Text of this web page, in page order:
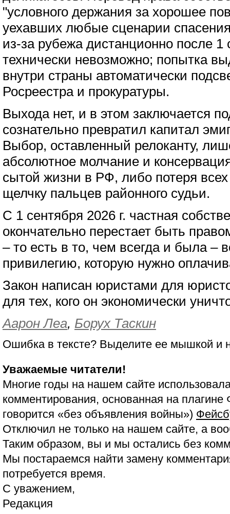
"условного держания за хорошее
уехавших любые сценарии
из-за рубежа дистанционно после 1
технически невозможно; попытка
внутри страны автоматически
Росреестра и прокуратуры.
Выхода нет, и в этом заключается
сознательно превратил капитал
Выбор, оставленный релоканту,
абсолютное молчание и
сытой жизни в РФ, либо потеря
щелчку пальцев районного судьи.
С 1 сентября 2026 г. частная
окончательно перестает быть
– то есть в то, чем всегда и была –
привилегию, которую нужно
Закон написан юристами для
для тех, кого он экономически
Аарон Леа, Борух Таскин
Ошибка в тексте? Выделите ее мышкой и
Уважаемые читатели!
Многие годы на нашем сайте
комментирования, основанная на
говорится «без объявления войны»)
Отключил не только на нашем сайте, а
Таким образом, вы и мы остались без
Мы постараемся найти замену
потребуется время.
С уважением,
Редакция